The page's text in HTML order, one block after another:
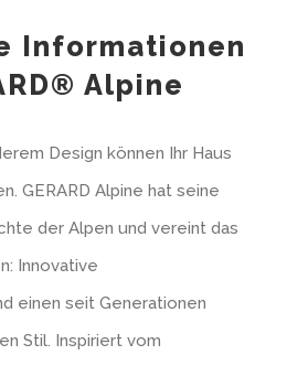
Informationen
Alpine
Design können Ihr Haus
GERARD Alpine hat seine
der Alpen und vereint das
Innovative
einen seit Generationen
Stil. Inspiriert vom